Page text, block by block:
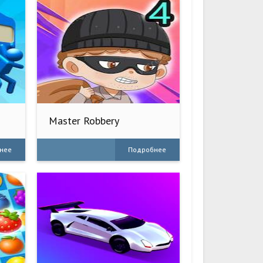
Master Robbery
Подробнее